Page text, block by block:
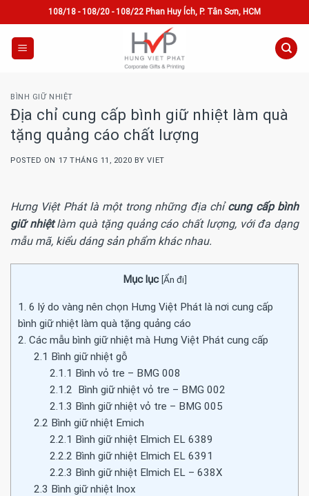
to
content
108/18 - 108/20 - 108/22 Phan Huy Ích, P. Tân Sơn, HCM
BÌNH GIỮ NHIỆT
Địa chỉ cung cấp bình giữ nhiệt làm quà
tặng quảng cáo chất lượng
POSTED ON 17 THÁNG 11, 2020 BYVIET
Hưng Việt Phát là một trong những địa chỉcung cấp bình
giữ nhiệtlàm quà tặng quảng cáo chất lượng, với đa dạng
mẫu mã, kiểu dáng sản phẩm khác nhau.
Mục lục [Ẩn đi]
1. 6 lý do vàng nên chọn Hưng Việt Phát là nơi cung cấp
bình giữ nhiệt làm quà tặng quảng cáo
2. Các mẫu bình giữ nhiệt mà Hưng Việt Phát cung cấp
2.1 Bình giữ nhiệt gỗ
2.1.1 Bình vỏ tre – BMG 008
2.1.2 Bình giữ nhiệt vỏ tre – BMG 002
2.1.3 Bình giữ nhiệt vỏ tre – BMG 005
2.2 Bình giữ nhiệt Emich
2.2.1 Bình giữ nhiệt Elmich EL 6389
2.2.2 Bình giữ nhiệt Elmich EL 6391
2.2.3 Bình giữ nhiệt Elmich EL – 638X
2.3 Bình giữ nhiệt Inox